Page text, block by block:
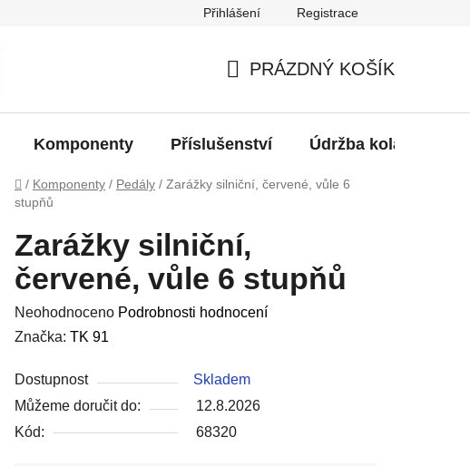
Přihlášení Registrace
KOŠÍK
PRÁZDNÝ KOŠÍK
Komponenty Příslušenství Údržba kola
Domů
/ Komponenty / Pedály / Zarážky silniční, červené, vůle 6
stupňů
Zarážky silniční,
červené, vůle 6 stupňů
Průměrné
hodnocení
je
0,0
z
Neohodnoceno Podrobnosti hodnocení
Značka: TK 91
Dostupnost
Skladem
Můžeme doručit do:
12.8.2026
Kód:
68320